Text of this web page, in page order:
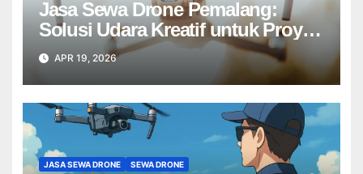
Jasa Sewa Drone Pemalang:
Solusi Udara Kreatif untuk Proyek
Anda Tanpa Batas】
APR 19, 2026
JASA SEWA DRONE SEWA DRONE